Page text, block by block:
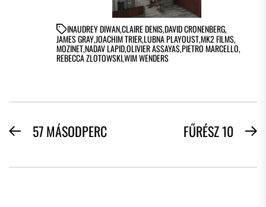
INAUDREY DIWAN,CLAIRE DENIS,DAVID CRONENBERG,
JAMES GRAY,JOACHIM TRIER,LUBNA PLAYOUST,MK2 FILMS,
MOZINET,NADAV LAPID,OLIVIER ASSAYAS,PIETRO MARCELLO,
REBECCA ZLOTOWSKI,WIM WENDERS
BEJEGYZÉS
Previous57 MÁSODPERC FŰRÉSZ 10